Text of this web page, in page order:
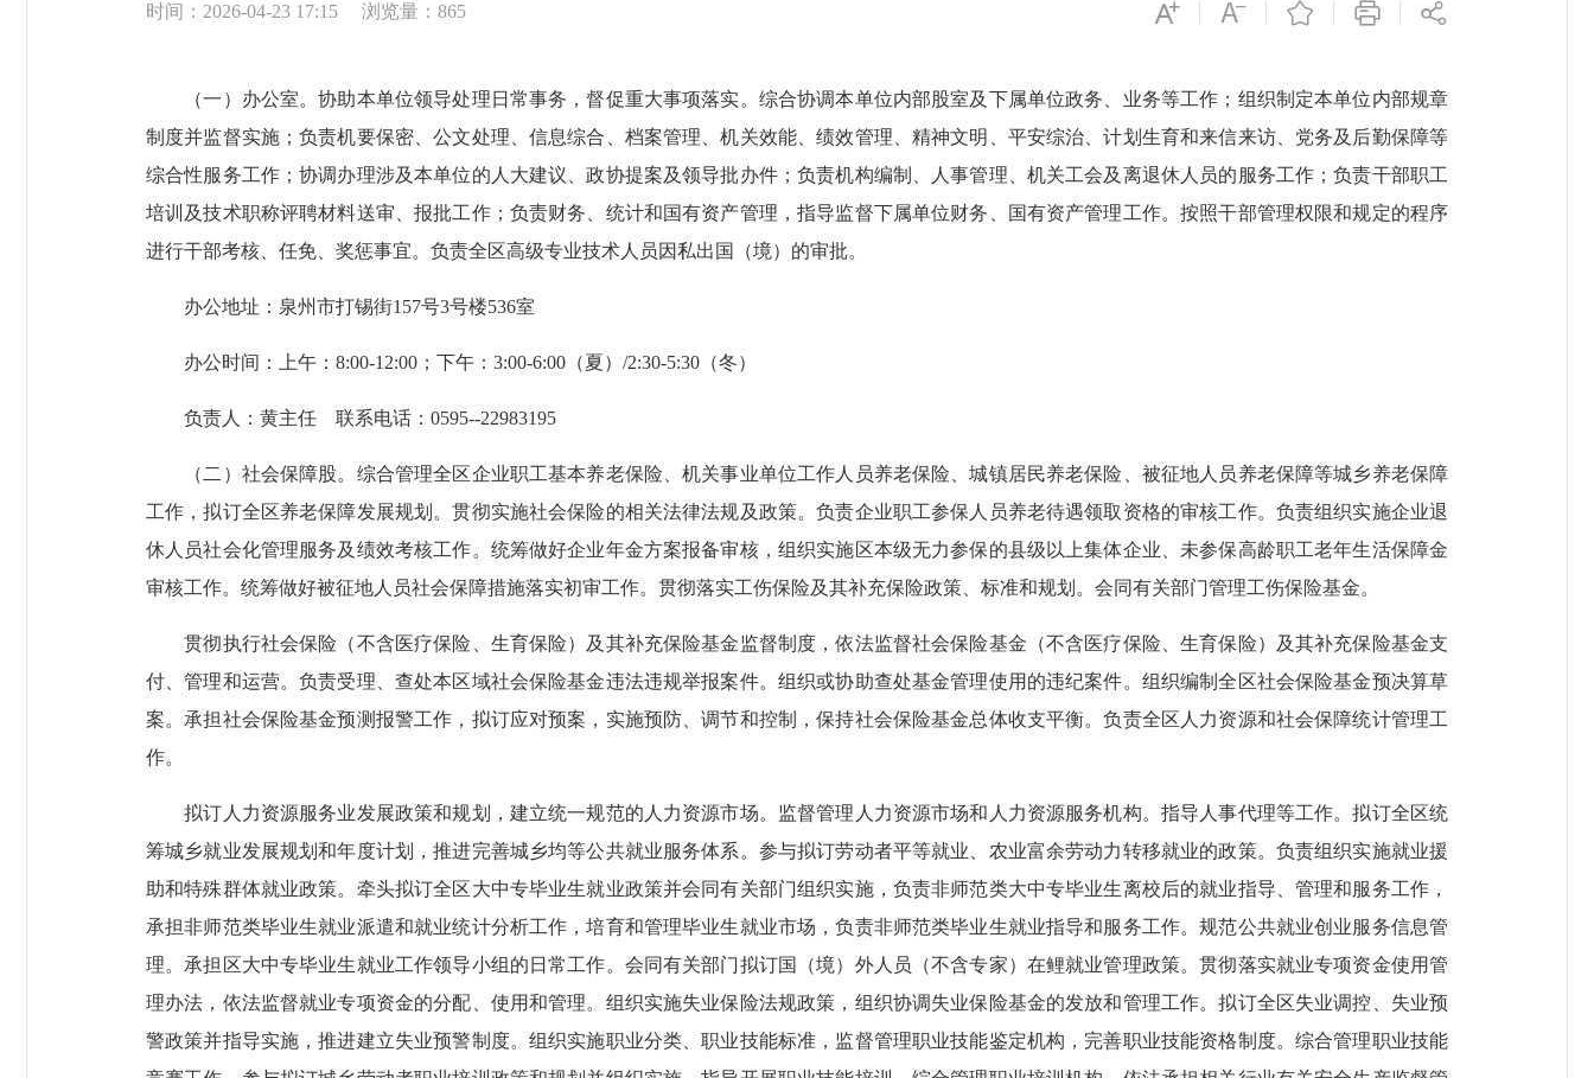
时间：2026-04-23 17:15 浏览量： 865
（一）办公室。协助本单位领导处理日常事务，督促重大事项落实。综合协调本单位内部股室及下属单位政务、业务等工作；组织制定本单位内部规章
制度并监督实施；负责机要保密、公文处理、信息综合、档案管理、机关效能、绩效管理、精神文明、平安综治、计划生育和来信来访、党务及后勤保障等
综合性服务工作；协调办理涉及本单位的人大建议、政协提案及领导批办件；负责机构编制、人事管理、机关工会及离退休人员的服务工作；负责干部职工
培训及技术职称评聘材料送审、报批工作；负责财务、统计和国有资产管理，指导监督下属单位财务、国有资产管理工作。按照干部管理权限和规定的程序
进行干部考核、任免、奖惩事宜。负责全区高级专业技术人员因私出国（境）的审批。
办公地址：泉州市打锡街157号3号楼536室
办公时间：上午：8:00-12:00；下午：3:00-6:00（夏）/2:30-5:30（冬）
负责人：黄主任 联系电话：0595--22983195
（二）社会保障股。综合管理全区企业职工基本养老保险、机关事业单位工作人员养老保险、城镇居民养老保险、被征地人员养老保障等城乡养老保障
工作，拟订全区养老保障发展规划。贯彻实施社会保险的相关法律法规及政策。负责企业职工参保人员养老待遇领取资格的审核工作。负责组织实施企业退
休人员社会化管理服务及绩效考核工作。统筹做好企业年金方案报备审核，组织实施区本级无力参保的县级以上集体企业、未参保高龄职工老年生活保障金
审核工作。统筹做好被征地人员社会保障措施落实初审工作。贯彻落实工伤保险及其补充保险政策、标准和规划。会同有关部门管理工伤保险基金。
贯彻执行社会保险（不含医疗保险、生育保险）及其补充保险基金监督制度，依法监督社会保险基金（不含医疗保险、生育保险）及其补充保险基金支
付、管理和运营。负责受理、查处本区域社会保险基金违法违规举报案件。组织或协助查处基金管理使用的违纪案件。组织编制全区社会保险基金预决算草
案。承担社会保险基金预测报警工作，拟订应对预案，实施预防、调节和控制，保持社会保险基金总体收支平衡。负责全区人力资源和社会保障统计管理工
作。
拟订人力资源服务业发展政策和规划，建立统一规范的人力资源市场。监督管理人力资源市场和人力资源服务机构。指导人事代理等工作。拟订全区统
筹城乡就业发展规划和年度计划，推进完善城乡均等公共就业服务体系。参与拟订劳动者平等就业、农业富余劳动力转移就业的政策。负责组织实施就业援
助和特殊群体就业政策。牵头拟订全区大中专毕业生就业政策并会同有关部门组织实施，负责非师范类大中专毕业生离校后的就业指导、管理和服务工作，
承担非师范类毕业生就业派遣和就业统计分析工作，培育和管理毕业生就业市场，负责非师范类毕业生就业指导和服务工作。规范公共就业创业服务信息管
理。承担区大中专毕业生就业工作领导小组的日常工作。会同有关部门拟订国（境）外人员（不含专家）在鲤就业管理政策。贯彻落实就业专项资金使用管
理办法，依法监督就业专项资金的分配、使用和管理。组织实施失业保险法规政策，组织协调失业保险基金的发放和管理工作。拟订全区失业调控、失业预
警政策并指导实施，推进建立失业预警制度。组织实施职业分类、职业技能标准，监督管理职业技能鉴定机构，完善职业技能资格制度。综合管理职业技能